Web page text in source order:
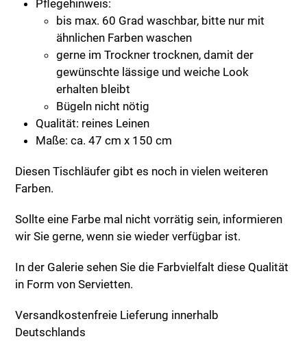
Pflegehinweis:
bis max. 60 Grad waschbar, bitte nur mit
ähnlichen Farben waschen
gerne im Trockner trocknen, damit der
gewünschte lässige und weiche Look
erhalten bleibt
Bügeln nicht nötig
Qualität: reines Leinen
Maße: ca. 47 cm x 150 cm
Diesen Tischläufer gibt es noch in vielen weiteren
Farben.
Sollte eine Farbe mal nicht vorrätig sein, informieren
wir Sie gerne, wenn sie wieder verfügbar ist.
In der Galerie sehen Sie die Farbvielfalt diese Qualität
in Form von Servietten.
Versandkostenfreie Lieferung innerhalb
Deutschlands